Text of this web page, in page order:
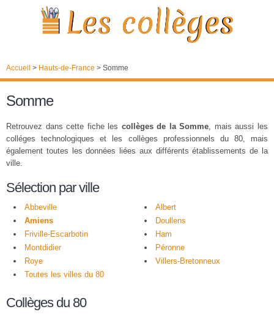
Accueil > Hauts-de-France > Somme
Somme
Retrouvez dans cette fiche les collèges de la Somme, mais aussi les
colléges technologiques et les collèges professionnels du 80, mais
également toutes les données liées aux différents établissements de la
ville.
Sélection par ville
Abbeville
Albert
Amiens
Doullens
Friville-Escarbotin
Ham
Montdidier
Péronne
Roye
Villers-Bretonneux
Toutes les villes du 80
Collèges du 80